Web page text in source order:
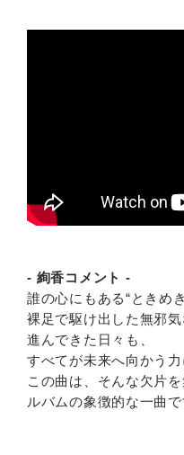
- 絢香コメント -
誰の心にもある“ときめ
裸足で駆け出した無邪
進んできた日々も、
すべてが未来へ向かう力
この曲は、そんな欠片
ルバムの象徴的な一曲で